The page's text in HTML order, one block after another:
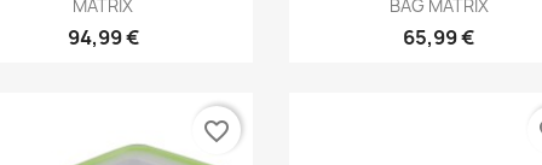
MATRIX
94,99 €
BAG MATRIX
65,99 €
favorite_border